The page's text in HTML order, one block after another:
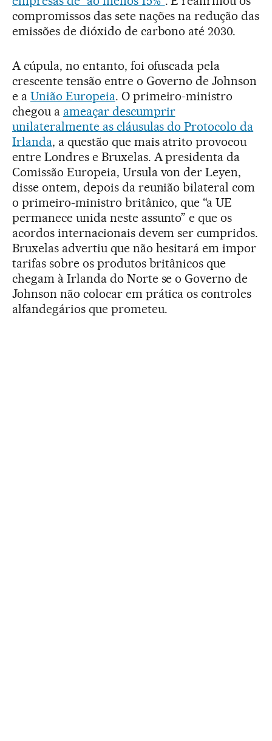
compromissos das sete nações na redução das
emissões de dióxido de carbono até 2030.
A cúpula, no entanto, foi ofuscada pela
crescente tensão entre o Governo de Johnson
e a União Europeia. O primeiro-ministro
chegou a ameaçar descumprir
unilateralmente as cláusulas do Protocolo da
Irlanda, a questão que mais atrito provocou
entre Londres e Bruxelas. A presidenta da
Comissão Europeia, Ursula von der Leyen,
disse ontem, depois da reunião bilateral com
o primeiro-ministro britânico, que “a UE
permanece unida neste assunto” e que os
acordos internacionais devem ser cumpridos.
Bruxelas advertiu que não hesitará em impor
tarifas sobre os produtos britânicos que
chegam à Irlanda do Norte se o Governo de
Johnson não colocar em prática os controles
alfandegários que prometeu.